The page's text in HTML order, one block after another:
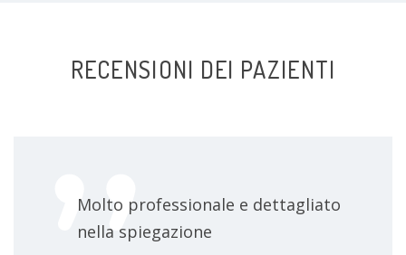
RECENSIONI DEI PAZIENTI
Molto professionale e dettagliato
nella spiegazione